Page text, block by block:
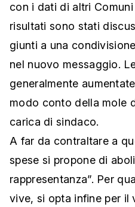
con i dati di altri
risultati sono stati
giunti a una
nel nuovo messaggio.
generalmente
modo conto della mole
carica di sindaco.
A far da contraltare a
spese si propone di
rappresentanza”. Per
vive, si opta infine per il